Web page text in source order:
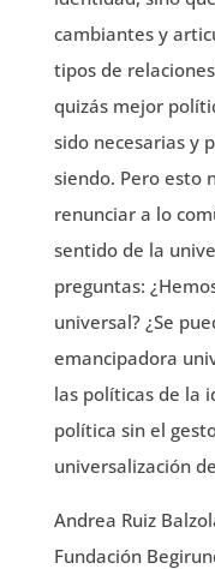
cambiantes y
tipos de
quizás mejor
sido necesarias y
siendo. Pero esto
renunciar a lo
sentido de la
preguntas:
universal? ¿Se
emancipadora
las políticas de la
política sin el
universalización
Andrea Ruiz
Fundación